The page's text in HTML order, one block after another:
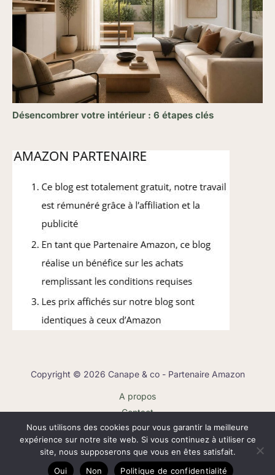
Désencombrer votre intérieur : 6 étapes clés
Copyright © 2026 Canape & co - Partenaire Amazon
A propos
Contact
Plan du site
Mentions légales
Politique de confidentialité
Nous utilisons des cookies pour vous garantir la meilleure
expérience sur notre site web. Si vous continuez à utiliser ce
site, nous supposerons que vous en êtes satisfait.
Oui
Non Politique de confidentialité